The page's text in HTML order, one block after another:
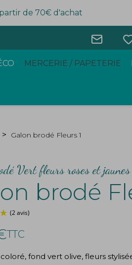
de 70€ d'achat
MERCERIE / PAPETERIE
Galon brodé Fleurs 1
Vert fleurs roses et jaunes
brodé
TTC
fond vert olive, fleurs